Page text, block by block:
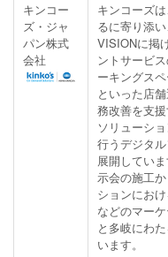
キンコー
ズ・ジャ
パン株式
会社
キンコーズ
るに寄り添
VISIONに掲
ントサービ
ーキングス
といった店
務改善を支
ソリューシ
行うデジタ
展開してい
示会の施工
ションにお
などのマー
と多岐にわ
います。